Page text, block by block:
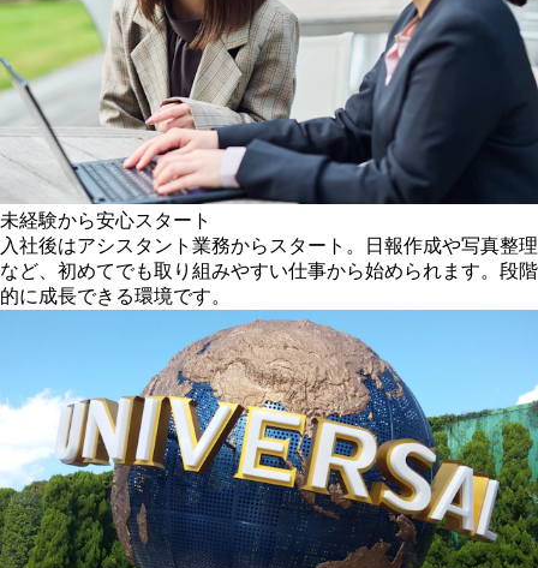
未経験から安心スタート
入社後はアシスタント業務からスタート。日報作成や写真整理
など、初めてでも取り組みやすい仕事から始められます。段階
的に成長できる環境です。